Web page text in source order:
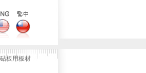
砧板用板材